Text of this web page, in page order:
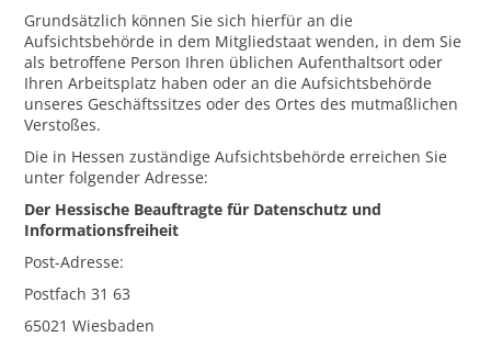
Grundsätzlich können Sie sich hierfür an die
Aufsichtsbehörde in dem Mitgliedstaat wenden, in dem Sie
als betroffene Person Ihren üblichen Aufenthaltsort oder
Ihren Arbeitsplatz haben oder an die Aufsichtsbehörde
unseres Geschäftssitzes oder des Ortes des mutmaßlichen
Verstoßes.
Die in Hessen zuständige Aufsichtsbehörde erreichen Sie
unter folgender Adresse:
Der Hessische Beauftragte für Datenschutz und
Informationsfreiheit
Post-Adresse:
Postfach 31 63
65021 Wiesbaden